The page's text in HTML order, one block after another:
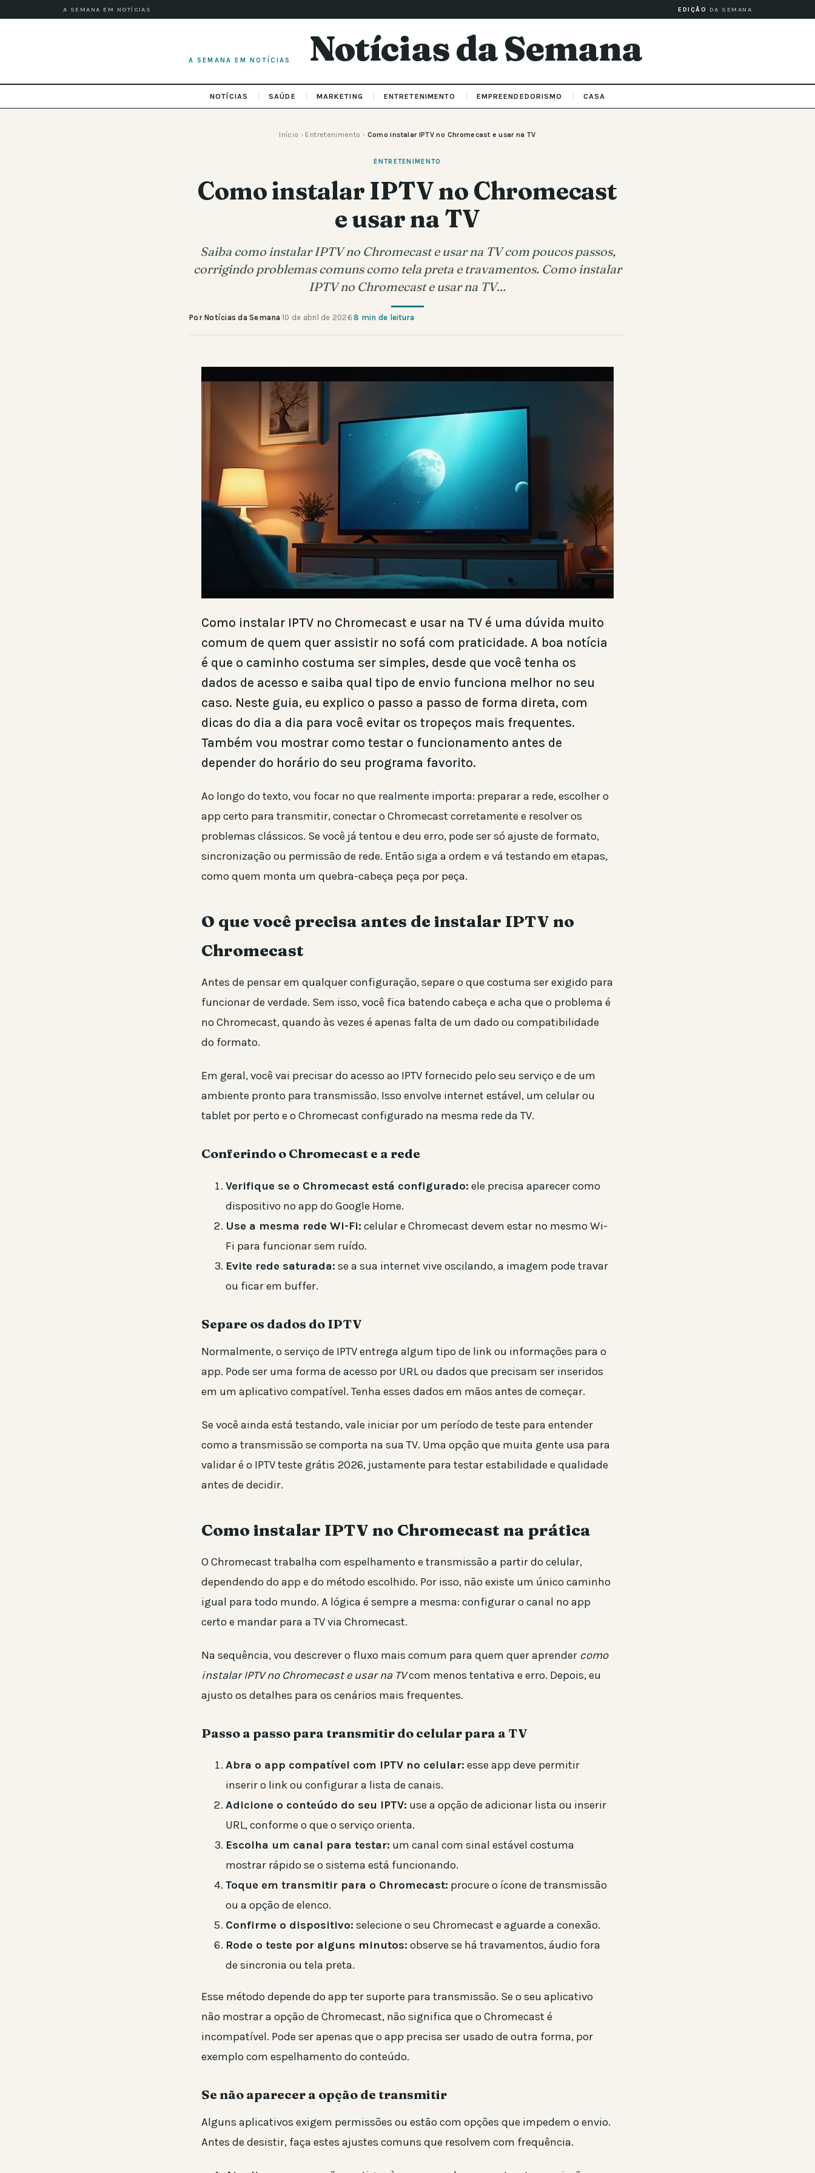
A SEMANA EM NOTÍCIAS EDIÇÃO DA SEMANA
A SEMANA EM NOTÍCIAS Notícias da Semana
NOTÍCIAS SAÚDE MARKETING ENTRETENIMENTO EMPREENDEDORISMO CASA
Início › Entretenimento › Como instalar IPTV no Chromecast e usar na TV
ENTRETENIMENTO
Como instalar IPTV no Chromecast
e usar na TV
Saiba como instalar IPTV no Chromecast e usar na TV com poucos passos,
corrigindo problemas comuns como tela preta e travamentos. Como instalar
IPTV no Chromecast e usar na TV…
Por Notícias da Semana ·10 de abril de 2026·8 min de leitura
Como instalar IPTV no Chromecast e usar na TV é uma dúvida muito
comum de quem quer assistir no sofá com praticidade. A boa notícia
é que o caminho costuma ser simples, desde que você tenha os
dados de acesso e saiba qual tipo de envio funciona melhor no seu
caso. Neste guia, eu explico o passo a passo de forma direta, com
dicas do dia a dia para você evitar os tropeços mais frequentes.
Também vou mostrar como testar o funcionamento antes de
depender do horário do seu programa favorito.
Ao longo do texto, vou focar no que realmente importa: preparar a rede, escolher o
app certo para transmitir, conectar o Chromecast corretamente e resolver os
problemas clássicos. Se você já tentou e deu erro, pode ser só ajuste de formato,
sincronização ou permissão de rede. Então siga a ordem e vá testando em etapas,
como quem monta um quebra-cabeça peça por peça.
O que você precisa antes de instalar IPTV no
Chromecast
Antes de pensar em qualquer configuração, separe o que costuma ser exigido para
funcionar de verdade. Sem isso, você fica batendo cabeça e acha que o problema é
no Chromecast, quando às vezes é apenas falta de um dado ou compatibilidade
do formato.
Em geral, você vai precisar do acesso ao IPTV fornecido pelo seu serviço e de um
ambiente pronto para transmissão. Isso envolve internet estável, um celular ou
tablet por perto e o Chromecast configurado na mesma rede da TV.
Conferindo o Chromecast e a rede
Verifique se o Chromecast está configurado: ele precisa aparecer como
dispositivo no app do Google Home.
Use a mesma rede Wi-Fi: celular e Chromecast devem estar no mesmo Wi-
Fi para funcionar sem ruído.
Evite rede saturada: se a sua internet vive oscilando, a imagem pode travar
ou ficar em buffer.
Separe os dados do IPTV
Normalmente, o serviço de IPTV entrega algum tipo de link ou informações para o
app. Pode ser uma forma de acesso por URL ou dados que precisam ser inseridos
em um aplicativo compatível. Tenha esses dados em mãos antes de começar.
Se você ainda está testando, vale iniciar por um período de teste para entender
como a transmissão se comporta na sua TV. Uma opção que muita gente usa para
validar é o IPTV teste grátis 2026, justamente para testar estabilidade e qualidade
antes de decidir.
Como instalar IPTV no Chromecast na prática
O Chromecast trabalha com espelhamento e transmissão a partir do celular,
dependendo do app e do método escolhido. Por isso, não existe um único caminho
igual para todo mundo. A lógica é sempre a mesma: configurar o canal no app
certo e mandar para a TV via Chromecast.
Na sequência, vou descrever o fluxo mais comum para quem quer aprender como
instalar IPTV no Chromecast e usar na TVcom menos tentativa e erro. Depois, eu
ajusto os detalhes para os cenários mais frequentes.
Passo a passo para transmitir do celular para a TV
Abra o app compatível com IPTV no celular: esse app deve permitir
inserir o link ou configurar a lista de canais.
Adicione o conteúdo do seu IPTV: use a opção de adicionar lista ou inserir
URL, conforme o que o serviço orienta.
Escolha um canal para testar: um canal com sinal estável costuma
mostrar rápido se o sistema está funcionando.
Toque em transmitir para o Chromecast: procure o ícone de transmissão
ou a opção de elenco.
Confirme o dispositivo: selecione o seu Chromecast e aguarde a conexão.
Rode o teste por alguns minutos: observe se há travamentos, áudio fora
de sincronia ou tela preta.
Esse método depende do app ter suporte para transmissão. Se o seu aplicativo
não mostrar a opção de Chromecast, não significa que o Chromecast é
incompatível. Pode ser apenas que o app precisa ser usado de outra forma, por
exemplo com espelhamento do conteúdo.
Se não aparecer a opção de transmitir
Alguns aplicativos exigem permissões ou estão com opções que impedem o envio.
Antes de desistir, faça estes ajustes comuns que resolvem com frequência.